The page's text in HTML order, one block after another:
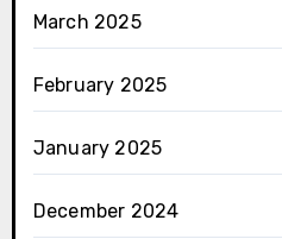
March 2025
February 2025
January 2025
December 2024